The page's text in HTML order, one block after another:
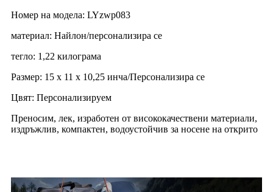
Номер на модела: LYzwp083
материал: Найлон/персонализира се
тегло: 1,22 килограма
Размер: 15 x 11 x 10,25 инча/Персонализира се
Цвят: Персонализируем
Преносим, ​​лек, изработен от висококачествени материали,
издръжлив, компактен, водоустойчив за носене на открито